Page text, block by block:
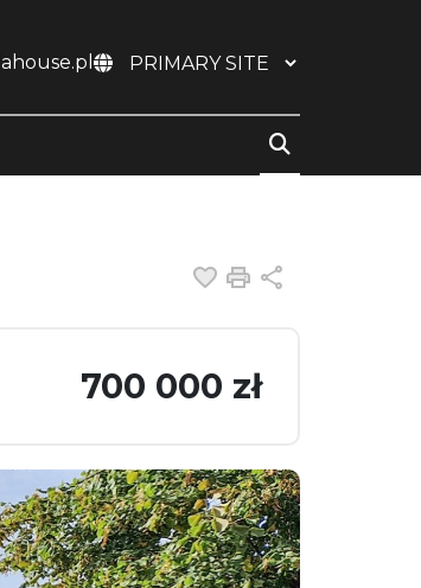
Dodaj do
Drukuj
700 000 zł